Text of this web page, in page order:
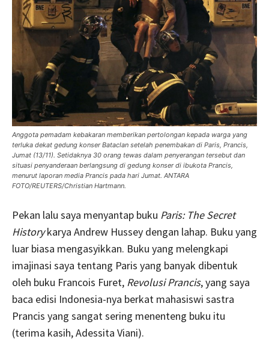
Anggota pemadam kebakaran memberikan pertolongan kepada warga yang
terluka dekat gedung konser Bataclan setelah penembakan di Paris, Prancis,
Jumat (13/11). Setidaknya 30 orang tewas dalam penyerangan tersebut dan
situasi penyanderaan berlangsung di gedung konser di ibukota Prancis,
menurut laporan media Prancis pada hari Jumat. ANTARA
FOTO/REUTERS/Christian Hartmann.
Pekan lalu saya menyantap buku Paris: The Secret
Historykarya Andrew Hussey dengan lahap. Buku yang
luar biasa mengasyikkan. Buku yang melengkapi
imajinasi saya tentang Paris yang banyak dibentuk
oleh buku Francois Furet, Revolusi Prancis, yang saya
baca edisi Indonesia-nya berkat mahasiswi sastra
Prancis yang sangat sering menenteng buku itu
(terima kasih, Adessita Viani).